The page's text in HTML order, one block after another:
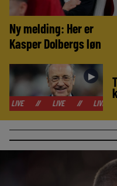
Ny melding: Her er
Kasper Dolbergs løn
►
LIVE LIVE LIVE